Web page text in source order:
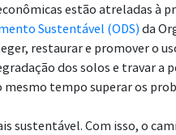
estão atreladas à
Sustentável (ODS) da
restaurar e promover o
dos solos e travar a
tempo superar os
sustentável. Com isso, o